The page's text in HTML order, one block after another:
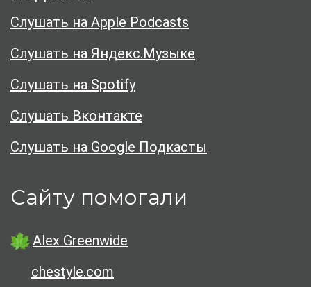
Слушать на Apple Podcasts
Слушать на Яндекс.Музыке
Слушать на Spotify
Слушать Вконтакте
Слушать на Google Подкасты
Сайту помогали
Alex Greenwide
chestyle.com